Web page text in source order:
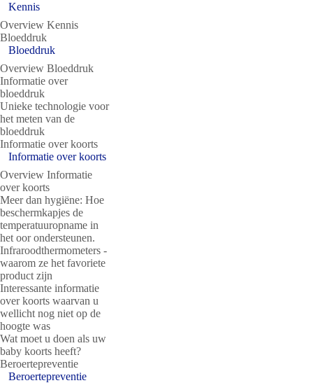
Kennis
Overview Kennis
Bloeddruk
Bloeddruk
Overview Bloeddruk
Informatie over
bloeddruk
Unieke technologie voor
het meten van de
bloeddruk
Informatie over koorts
Informatie over koorts
Overview Informatie
over koorts
Meer dan hygiëne: Hoe
beschermkapjes de
temperatuuropname in
het oor ondersteunen.
Infraroodthermometers -
waarom ze het favoriete
product zijn
Interessante informatie
over koorts waarvan u
wellicht nog niet op de
hoogte was
Wat moet u doen als uw
baby koorts heeft?
Beroertepreventie
Beroertepreventie